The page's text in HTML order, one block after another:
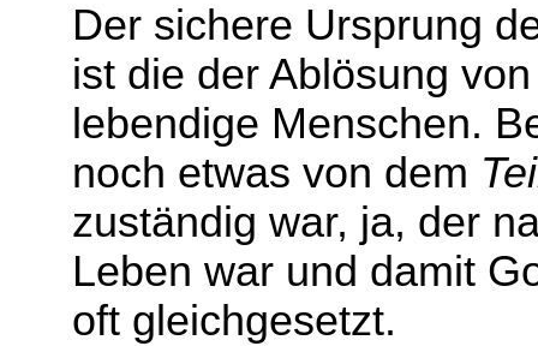
Der sichere Ursprung
ist die der Ablösung
lebendige Menschen.
noch etwas von dem
zuständig war, ja, der
Leben war und damit
oft gleichgesetzt.